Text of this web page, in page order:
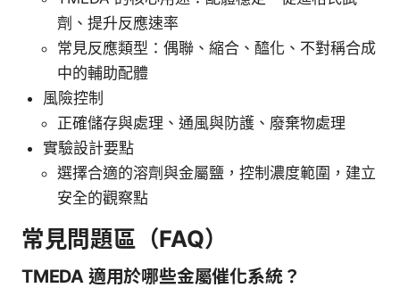
劑、提升反應速率
常見反應類型：偶聯、縮合、醯化、不對稱合成
中的輔助配體
風險控制
正確儲存與處理、通風與防護、廢棄物處理
實驗設計要點
選擇合適的溶劑與金屬鹽，控制濃度範圍，建立
安全的觀察點
常見問題區（FAQ）
TMEDA 適用於哪些金屬催化系統？